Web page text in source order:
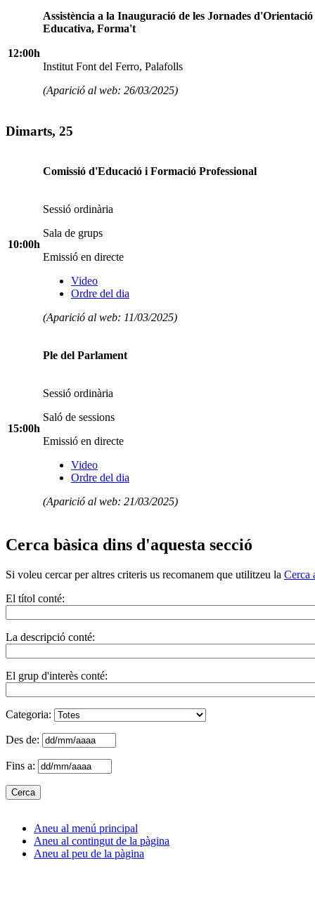
12:00h
Assistència a la Inauguració de les Jornades d'Orientació
Educativa, Forma't
Institut Font del Ferro, Palafolls
(Aparició al web: 26/03/2025)
Dimarts, 25
10:00h
Comissió d'Educació i Formació Professional
Sessió ordinària
Sala de grups
Emissió en directe
Video
Ordre del dia
(Aparició al web: 11/03/2025)
15:00h
Ple del Parlament
Sessió ordinària
Saló de sessions
Emissió en directe
Video
Ordre del dia
(Aparició al web: 21/03/2025)
Cerca bàsica dins d'aquesta secció
Si voleu cercar per altres criteris us recomanem que utilitzeu la Cerca
El títol conté:
La descripció conté:
El grup d'interès conté:
Categoria:
Des de:
Fins a:
Aneu al menú principal
Aneu al contingut de la pàgina
Aneu al peu de la pàgina